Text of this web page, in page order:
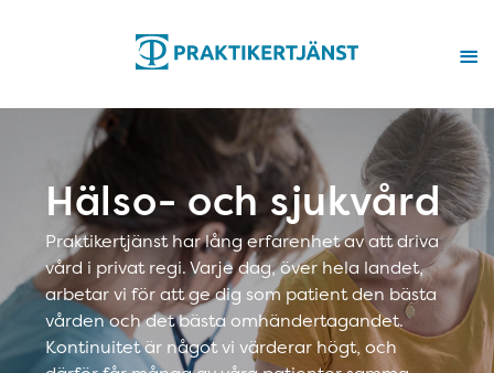
Hälso- och sjukvård
Praktikertjänst har lång erfarenhet av att driva
vård i privat regi. Varje dag, över hela landet,
arbetar vi för att ge dig som patient den bästa
vården och det bästa omhändertagandet.
Kontinuitet är något vi värderar högt, och